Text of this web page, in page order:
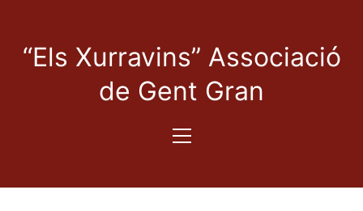
“Els Xurravins” Associació
de Gent Gran